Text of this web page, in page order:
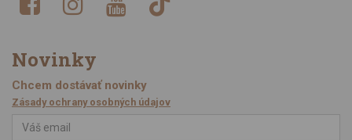
Novinky
Chcem dostávať novinky
Zásady ochrany osobných údajov